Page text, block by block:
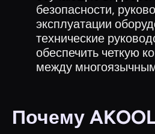
безопасности,
эксплуатации
технические
обеспечить четкую
между
Почему